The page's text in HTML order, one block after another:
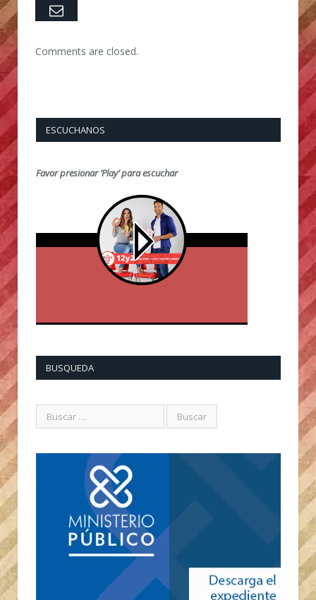
Email
Comments are closed.
ESCUCHANOS
Favor presionar ‘Play’ para escuchar
BUSQUEDA